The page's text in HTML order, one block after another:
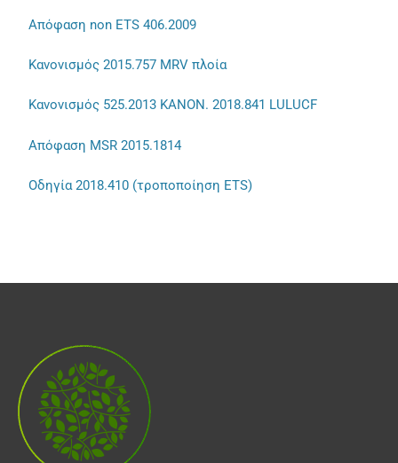
Απόφαση non ETS 406.2009
Κανονισμός 2015.757 MRV πλοία
Κανονισμός 525.2013 KANON. 2018.841 LULUCF
Απόφαση MSR 2015.1814
Οδηγία 2018.410 (τροποποίηση ETS)